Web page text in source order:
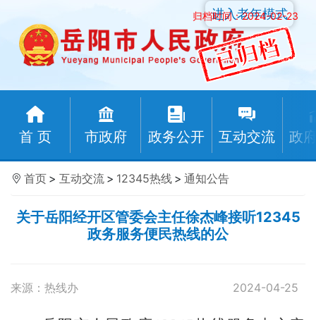
归档时间：2024-02-23
首 页 市政府 政务公开 互动交流 政
进入老年模式
首页 > 互动交流 > 12345热线 > 通知公告
关于岳阳经开区管委会主任徐杰峰接听12345
政务服务便民热线的公
来源：热线办 2024-04-25